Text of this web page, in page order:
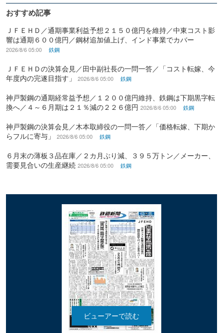
おすすめ記事
ＪＦＥＨＤ／通期事業利益予想２１５０億円を維持／中東コスト影
響は通期６００億円／鋼材追加値上げ、インド事業でカバー
2026/8/6 05:00 鉄鋼
ＪＦＥＨＤの決算会見／田中副社長の一問一答／「コスト転嫁、今
年度内の完遂目指す」
2026/8/6 05:00 鉄鋼
神戸製鋼の通期経常益予想／１２００億円維持、鉄鋼は下期黒字転
換へ／４～６月期は２１％減の２２６億円 2026/8/6 05:00 鉄鋼
神戸製鋼の決算会見／木本取締役の一問一答／「価格転嫁、下期か
らフルに寄与」
2026/8/6 05:00 鉄鋼
６月末の薄板３品在庫／２カ月ぶり減、３９５万トン／メーカー、
需要見合いの生産継続 2026/8/6 05:00 鉄鋼